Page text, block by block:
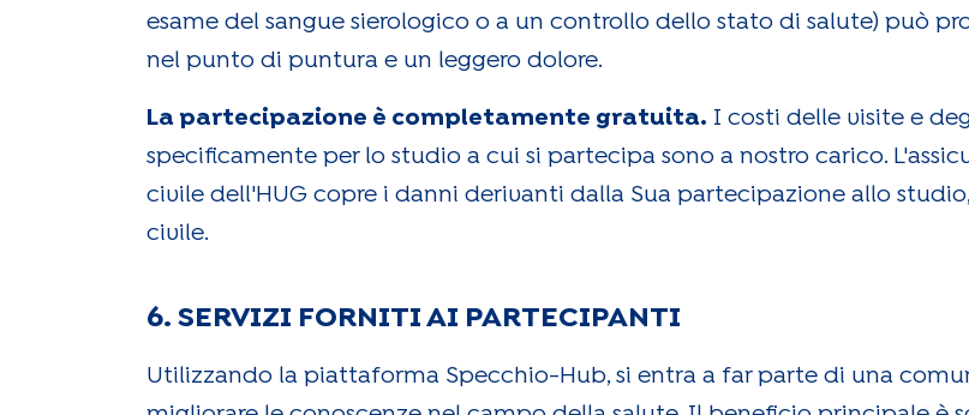
esame del sangue sierologico o a un controllo dello stato di salute) può
nel punto di puntura e un leggero dolore.
La partecipazione è completamente gratuita. I costi delle visite e
specificamente per lo studio a cui si partecipa sono a nostro carico.
civile dell'HUG copre i danni derivanti dalla Sua partecipazione allo
civile.
6. SERVIZI FORNITI AI PARTECIPANTI
Utilizzando la piattaforma Specchio-Hub, si entra a far parte di una